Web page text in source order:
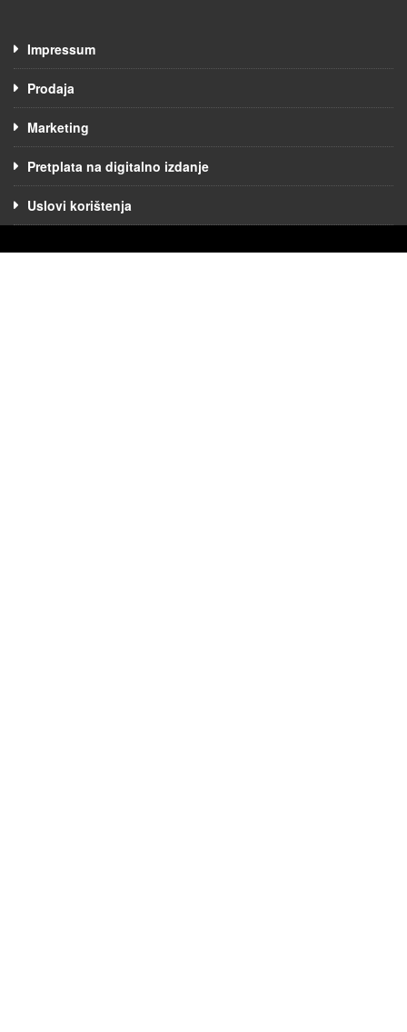
Impressum
Prodaja
Marketing
Pretplata na digitalno izdanje
Uslovi korištenja